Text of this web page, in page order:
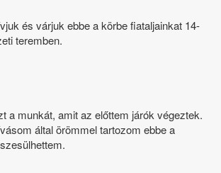
és várjuk ebbe a körbe fiataljainkat 14-
teremben.
a munkát, amit az előttem járók végeztek.
által örömmel tartozom ebbe a